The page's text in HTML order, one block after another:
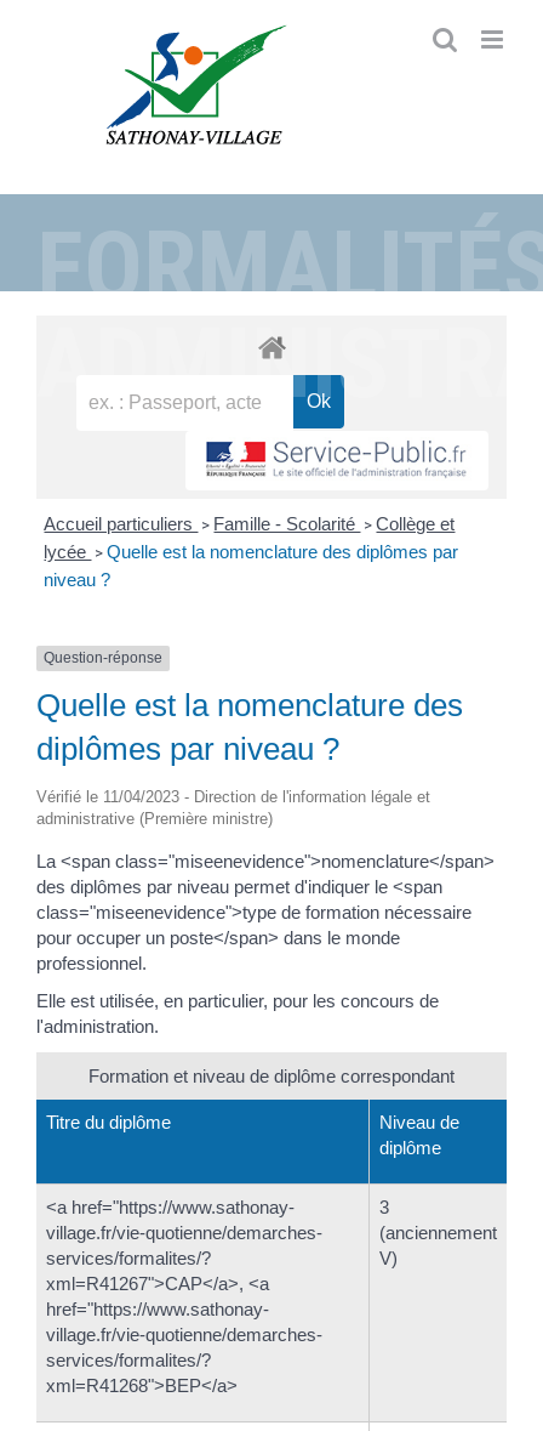
Accueil particuliers > Famille - Scolarité > Collège et
lycée > Quelle est la nomenclature des diplômes par
niveau ?
Question-réponse
Quelle est la nomenclature des
diplômes par niveau ?
Vérifié le 11/04/2023 - Direction de l'information légale et
administrative (Première ministre)
La <span class="miseenevidence">nomenclature</span>
des diplômes par niveau permet d'indiquer le <span
class="miseenevidence">type de formation nécessaire
pour occuper un poste</span> dans le monde
professionnel.
Elle est utilisée, en particulier, pour les concours de
l'administration.
Formation et niveau de diplôme correspondant
Titre du diplôme
Niveau de
diplôme
<a href="https://www.sathonay-
village.fr/vie-quotienne/demarches-
services/formalites/?
xml=R41267">CAP</a>, <a
href="https://www.sathonay-
village.fr/vie-quotienne/demarches-
services/formalites/?
xml=R41268">BEP</a>
3
(anciennement
V)